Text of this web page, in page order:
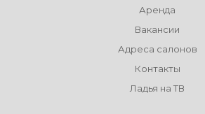
Аренда
Вакансии
Адреса салонов
Контакты
Ладья на ТВ